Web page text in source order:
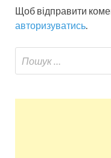
Щоб відправити
авторизуватись